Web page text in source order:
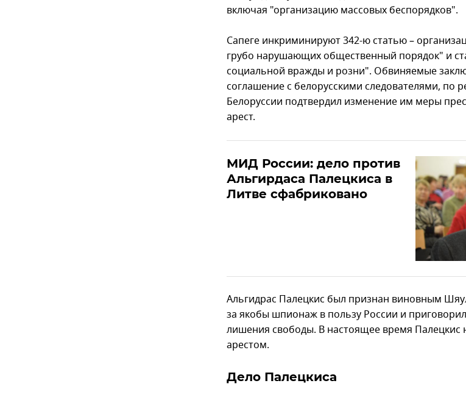
включая "организацию массовых беспорядков".
Сапеге инкриминируют 342-ю статью –
грубо нарушающих общественный порядок" и
социальной вражды и розни". Обвиняемые
соглашение с белорусскими следователями, по
Белоруссии подтвердил изменение им меры
арест.
МИД России: дело против
Альгирдаса Палецкиса в
Литве сфабриковано
Альгидрас Палецкис был признан виновным
за якобы шпионаж в пользу России и
лишения свободы. В настоящее время
арестом.
Дело Палецкиса